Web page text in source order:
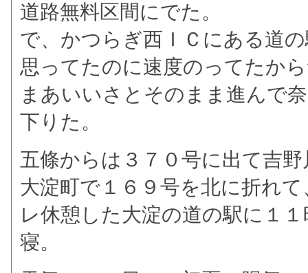
道路無料区間にでた。
で、かつらぎ西ＩＣにある道
思ってたのに速度のってたか
まあいいさとそのまま進んで
下りた。
五條からは３７０号に出て吉野
大淀町で１６９号を北に折れ
レ休憩した大淀の道の駅に１
寝。